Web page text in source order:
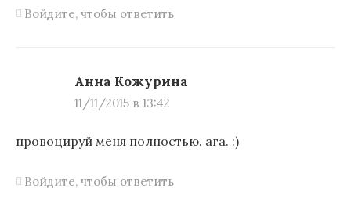
Войдите, чтобы ответить
Анна Кожурина
11/11/2015 в 13:42
провоцируй меня полностью. ага. :)
Войдите, чтобы ответить